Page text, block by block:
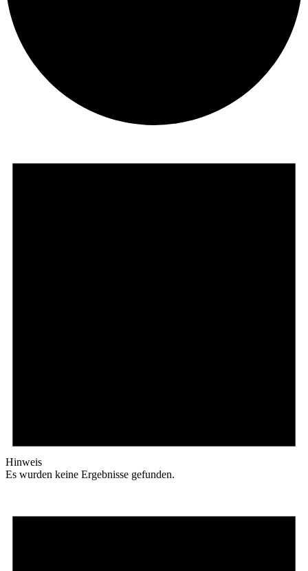
Hinweis
Es wurden keine Ergebnisse gefunden.